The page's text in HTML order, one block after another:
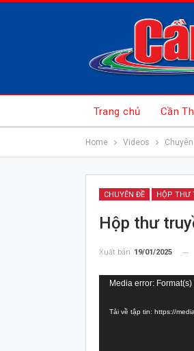
Trang chủ Cần
Home Videos
CHUYÊN ĐỀ HỘP THƯ
Hộp thư
Xuất bản 19/01/2025
Trình
Video
Media error:
Tải về tập tin: https://